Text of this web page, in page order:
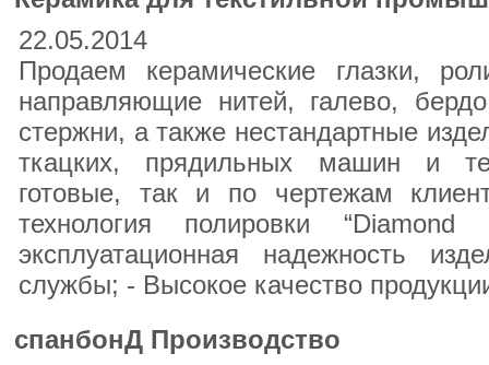
22.05.2014
Продаем керамические глазки,
направляющие нитей, галево,
стержни, а также нестандартные
ткацких, прядильных машин и
готовые, так и по чертежам
технология полировки
эксплуатационная надежность
службы; - Высокое качество
спанбонД Производство